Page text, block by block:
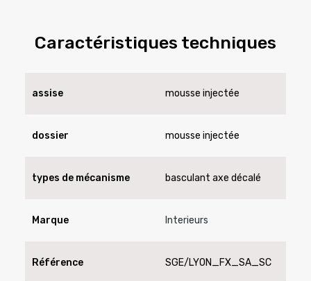
Caractéristiques techniques
assise mousse injectée
dossier mousse injectée
types de mécanisme basculant axe décalé
Marque Interieurs
Référence SGE/LYON_FX_SA_SC